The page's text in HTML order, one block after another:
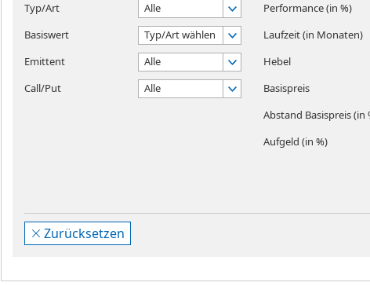
Typ/Art
Alle
Basiswert
Typ/Art wählen
Emittent
Alle
Call/Put
Alle
Performance (in %)
Laufzeit (in Monaten)
Hebel
Basispreis
Abstand Basispreis (in
Aufgeld (in %)
Zurücksetzen